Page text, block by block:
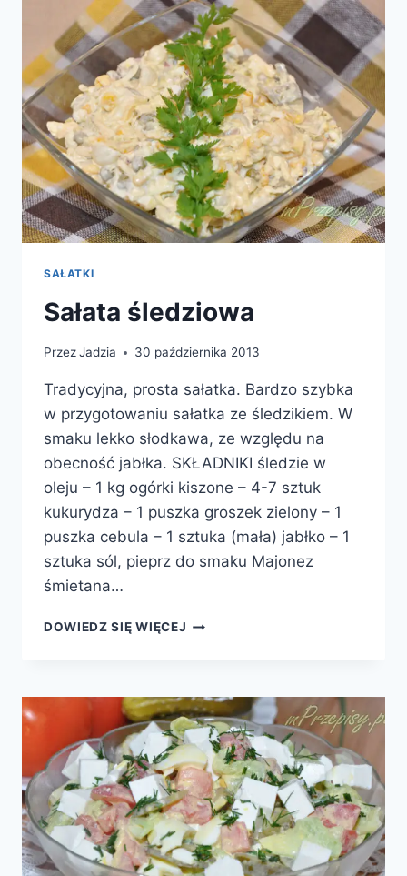
SAŁATKI
Sałata śledziowa
PrzezJadzia 30 października 2013
Tradycyjna, prosta sałatka. Bardzo szybka
w przygotowaniu sałatka ze śledzikiem. W
smaku lekko słodkawa, ze względu na
obecność jabłka. SKŁADNIKI śledzie w
oleju – 1 kg ogórki kiszone – 4-7 sztuk
kukurydza – 1 puszka groszek zielony – 1
puszka cebula – 1 sztuka (mała) jabłko – 1
sztuka sól, pieprz do smaku Majonez
śmietana…
DOWIEDZ SIĘ WIĘCEJ SAŁATA